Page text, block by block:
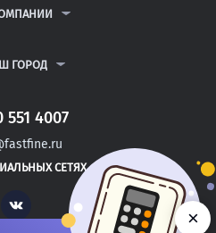
И ОТВЕТЫ
ГОРОД
ПЕТЕРБУРГ
551 4007
СЕТЯХ
Vk ×